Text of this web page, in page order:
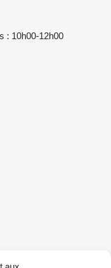
: 10h00-12h00